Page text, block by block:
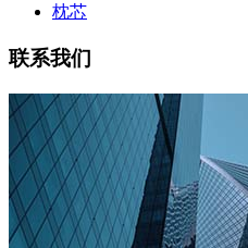
枕芯
联系我们